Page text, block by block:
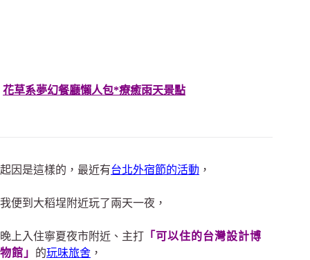
花草系夢幻餐廳懶人包*療癒雨天景點
起因是這樣的，最近有台北外宿節的活動 ，
我便到大稻埕附近玩了兩天一夜，
晚上入住寧夏夜市附近、 主打 「可以住的台灣設計博
物館」 的玩味旅舍 ，